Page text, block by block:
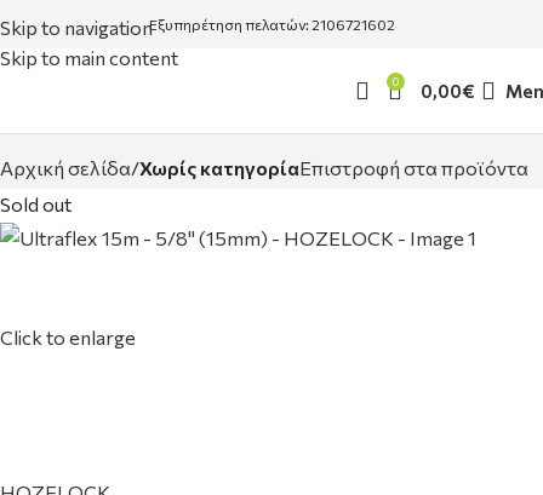
Skip to navigation
Skip to main content
Εξυπηρέτηση πελατών: 2106721602
0 0,00€
Αρχική σελίδα Χωρίς κατηγορίαΕπιστροφή στα προϊόντα
Sold out
Click to enlarge